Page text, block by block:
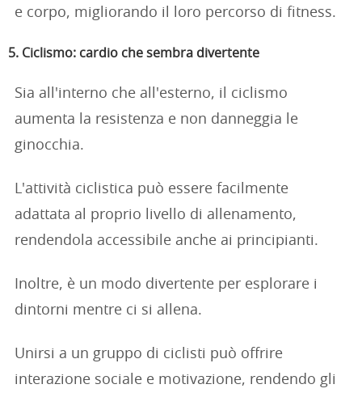
e corpo, migliorando il loro percorso di fitness.
5. Ciclismo: cardio che sembra divertente
Sia all'interno che all'esterno, il ciclismo
aumenta la resistenza e non danneggia le
ginocchia.
L'attività ciclistica può essere facilmente
adattata al proprio livello di allenamento,
rendendola accessibile anche ai principianti.
Inoltre, è un modo divertente per esplorare i
dintorni mentre ci si allena.
Unirsi a un gruppo di ciclisti può offrire
interazione sociale e motivazione, rendendo gli